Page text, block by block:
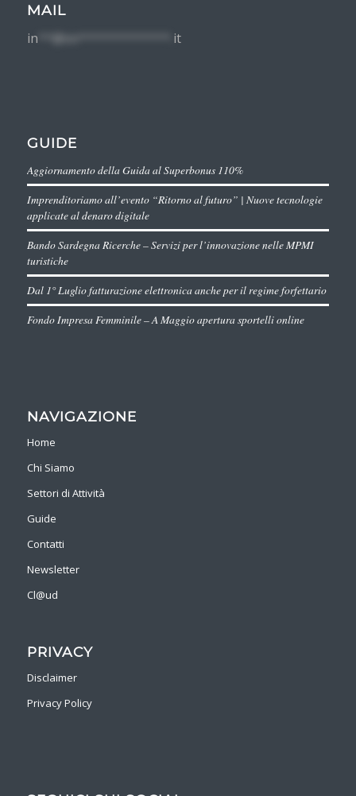
MAIL
in it
GUIDE
Aggiornamento della Guida al Superbonus 110%
Imprenditoriamo all’evento “Ritorno al futuro” | Nuove tecnologie
applicate al denaro digitale
Bando Sardegna Ricerche – Servizi per l’innovazione nelle MPMI
turistiche
Dal 1° Luglio fatturazione elettronica anche per il regime forfettario
Fondo Impresa Femminile – A Maggio apertura sportelli online
NAVIGAZIONE
Home
Chi Siamo
Settori di Attività
Guide
Contatti
Newsletter
Cl@ud
PRIVACY
Disclaimer
Privacy Policy